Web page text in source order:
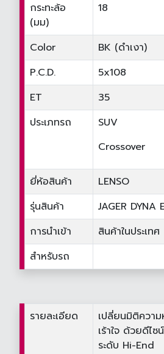
กระทะล้อ
(มม)
18
Color
BK (ดำเงา)
P.C.D.
5x108
ET
35
ประเภทรถ
SUV
Crossover
ยี่ห้อสินค้า
LENSO
รุ่นสินค้า
JAGER DYNA
การนำเข้า
สินค้าในประเทศ
สำหรับรถ
รายละเอียด
เปลี่ยนมิติความ
เร้าใจ ด้วยดีไซ
ระดับ Hi-End